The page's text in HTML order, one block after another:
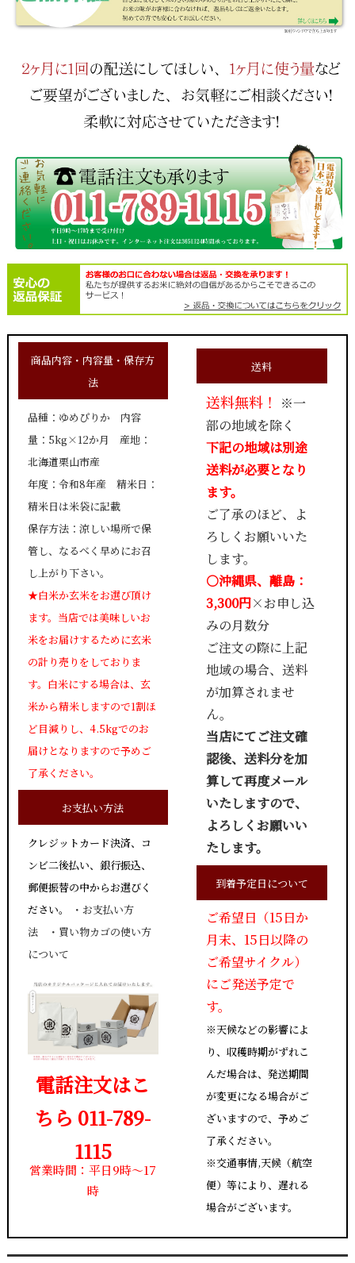
商品内容・内容量・保存方
法
品種：ゆめぴりか 内容
量：5kg×12か月 産地：
北海道栗山市産
年度：令和8年産 精米日：
精米日は米袋に記載
保存方法：涼しい場所で保
管し、なるべく早めにお召
し上がり下さい。
★白米か玄米をお選び頂け
ます。当店では美味しいお
米をお届けするために玄米
の計り売りをしておりま
す。白米にする場合は、玄
米から精米しますので1割ほ
ど目減りし、4.5kgでのお
届けとなりますので予めご
了承ください。
お支払い方法
クレジットカード決済、コ
ンビ二後払い、銀行振込、
郵便振替の中からお選びく
ださい。
・ お支払い方
法・ 買い物カゴの使い方
について
電話注文はこ
ちら 011-789-
1115
営業時間：平日9時～17
時
送料
送料無料！
※一
部の地域を除く
下記の地域は別途
送料が必要となり
ます。
ご了承のほど、よ
ろしくお願いいた
します。
○沖縄県、離島：
3,300円×お申し込
みの月数分
ご注文の際に上記
地域の場合、送料
が加算されませ
ん。
当店にてご注文確
認後、送料分を加
算して再度メール
いたしますので、
よろしくお願いい
たします。
到着予定日について
ご希望日（15日か
月末、15日以降の
ご希望サイクル）
にご発送予定で
す。
※天候などの影響によ
り、収穫時期がずれこ
んだ場合は、発送期間
が変更になる場合がご
ざいますので、予めご
了承ください。
※交通事情,天候（航空
便）等により、遅れる
場合がございます。